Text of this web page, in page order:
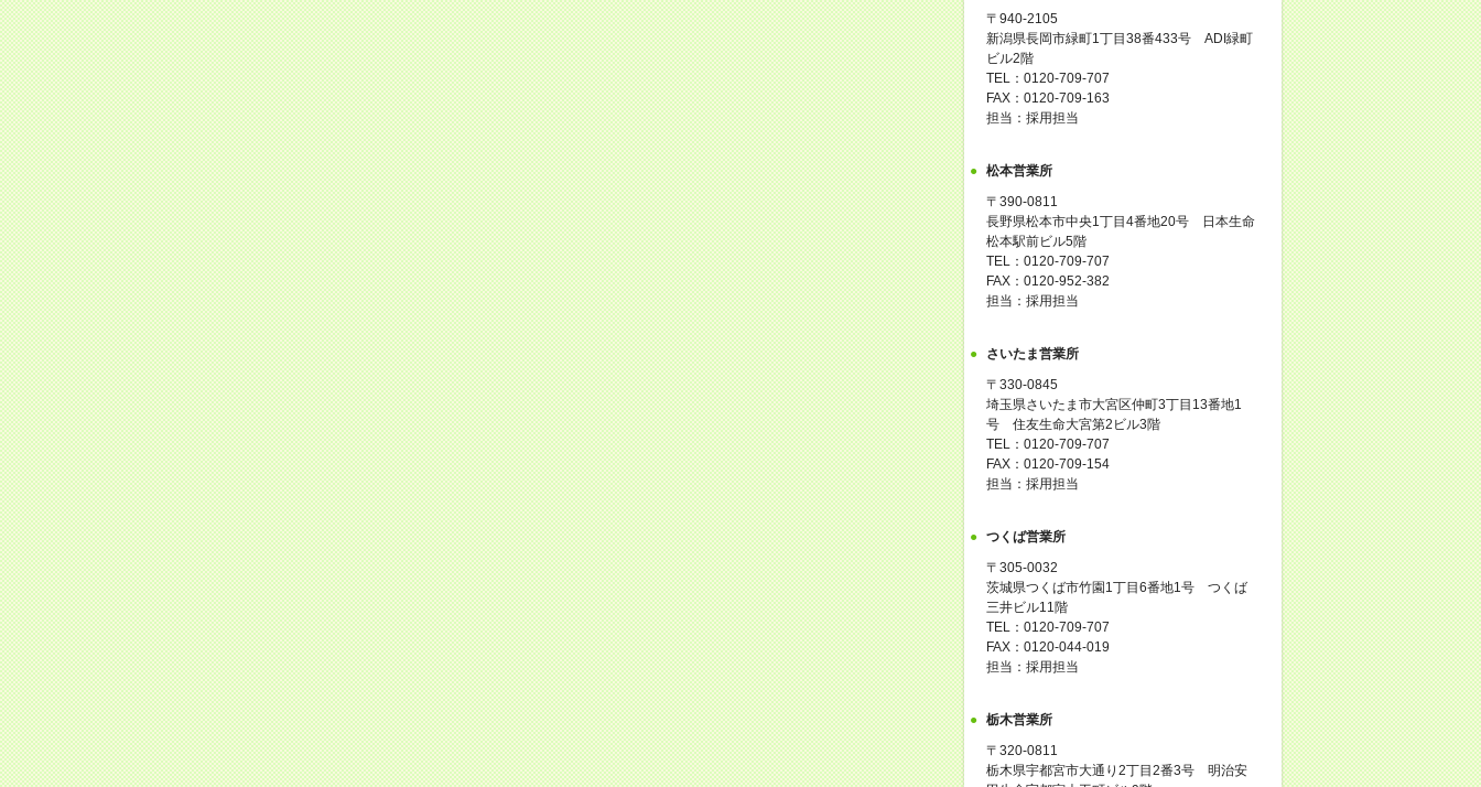
〒940-2105
新潟県長岡市緑町1丁目38番433号 ADI緑町
ビル2階
TEL：0120-709-707
FAX：0120-709-163
担当：採用担当
松本営業所
〒390-0811
長野県松本市中央1丁目4番地20号 日本生命
松本駅前ビル5階
TEL：0120-709-707
FAX：0120-952-382
担当：採用担当
さいたま営業所
〒330-0845
埼玉県さいたま市大宮区仲町3丁目13番地1
号 住友生命大宮第2ビル3階
TEL：0120-709-707
FAX：0120-709-154
担当：採用担当
つくば営業所
〒305-0032
茨城県つくば市竹園1丁目6番地1号 つくば
三井ビル11階
TEL：0120-709-707
FAX：0120-044-019
担当：採用担当
栃木営業所
〒320-0811
栃木県宇都宮市大通り2丁目2番3号 明治安